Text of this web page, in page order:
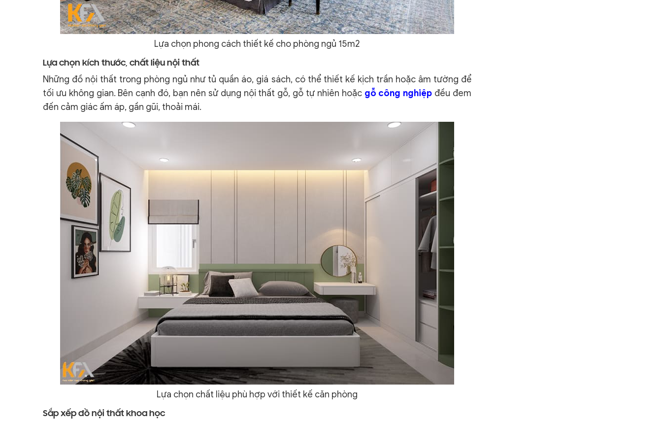
Lựa chọn phong cách thiết kế cho phòng ngủ 15m2
Lựa chọn kích thước, chất liệu nội thất
Những đồ nội thất trong phòng ngủ như tủ quần áo, giá sách, có thể thiết kế kịch trần hoặc âm tường để
tối ưu không gian. Bên cạnh đó, bạn nên sử dụng nội thất gỗ, gỗ tự nhiên hoặc gỗ công nghiệp đều đem
đến cảm giác ấm áp, gần gũi, thoải mái.
Lựa chọn chất liệu phù hợp với thiết kế căn phòng
Sắp xếp đồ nội thất khoa học